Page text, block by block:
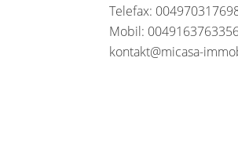
Telefax:
Mobil:
kontakt@micasa-